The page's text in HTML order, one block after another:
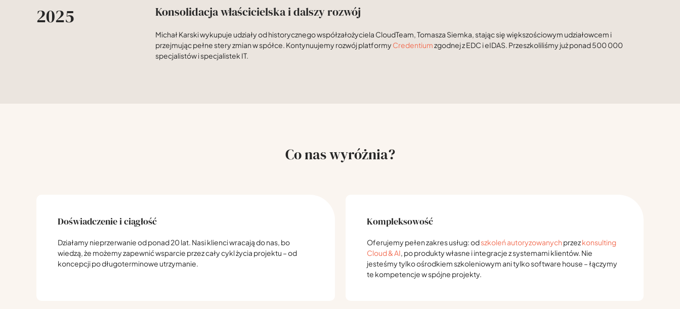
2025 Konsolidacja właścicielska i dalszy rozwój
Michał Karski wykupuje udziały od historycznego współzałożyciela CloudTeam, Tomasza Siemka, stając się większościowym udziałowcem i
przejmując pełne stery zmian w spółce. Kontynuujemy rozwój platformyCredentiumzgodnej z EDC i eIDAS. Przeszkoliliśmy już ponad 500 000
specjalistów i specjalistek IT.
Co nas wyróżnia?
Doświadczenie i ciągłość
Działamy nieprzerwanie od ponad 20 lat. Nasi klienci wracają do nas, bo
wiedzą, że możemy zapewnić wsparcie przez cały cykl życia projektu – od
koncepcji po długoterminowe utrzymanie.
Kompleksowość
Oferujemy pełen zakres usług: odszkoleń autoryzowanych przezkonsulting
Cloud & AI, po produkty własne i integracje z systemami klientów. Nie
jesteśmy tylko ośrodkiem szkoleniowym ani tylko software house – łączymy
te kompetencje w spójne projekty.